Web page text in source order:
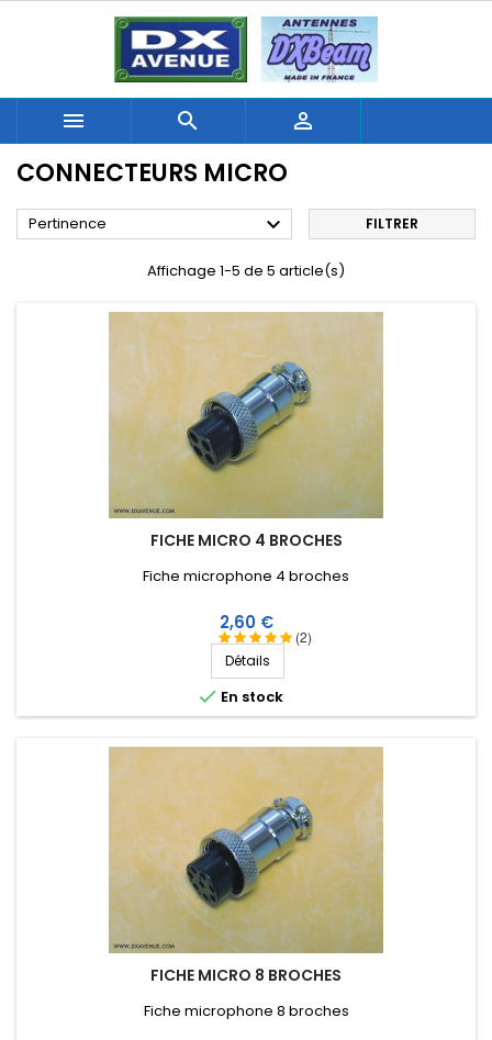
  
CONNECTEURS MICRO
Pertinence  FILTRER
Affichage 1-5 de 5 article(s)
FICHE MICRO 4 BROCHES
(2)
Fiche microphone 4 broches
Prix
2,60 €
Détails
 En stock
FICHE MICRO 8 BROCHES
Fiche microphone 8 broches